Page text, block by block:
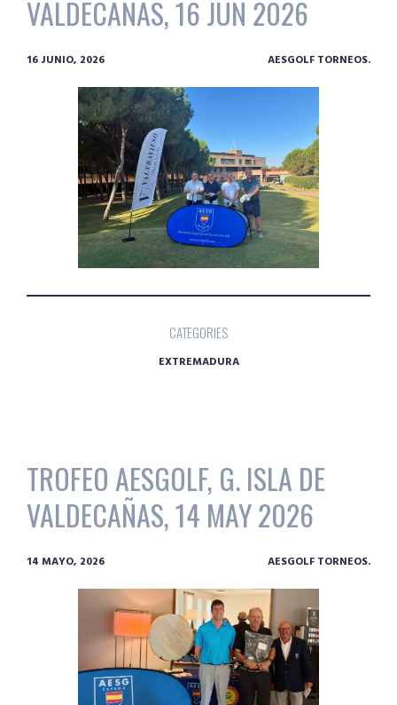
VALDECAÑAS, 16 JUN 2026
16 JUNIO, 2026 AESGOLF TORNEOS.
CATEGORIES
EXTREMADURA
TROFEO AESGOLF, G. ISLA DE
VALDECAÑAS, 14 MAY 2026
14 MAYO, 2026 AESGOLF TORNEOS.